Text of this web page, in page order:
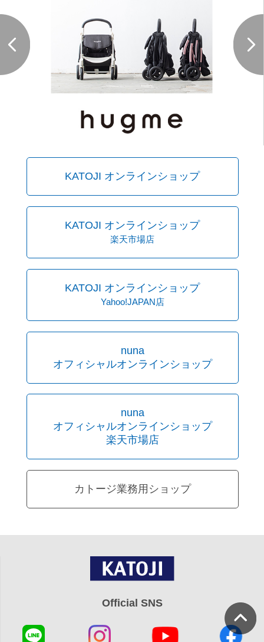
KATOJI オンラインショップ
KATOJI オンラインショップ
楽天市場店
KATOJI オンラインショップ
Yahoo!JAPAN店
nuna
オフィシャルオンラインショップ
nuna
オフィシャルオンラインショップ
楽天市場店
カトージ業務用ショップ
Official SNS